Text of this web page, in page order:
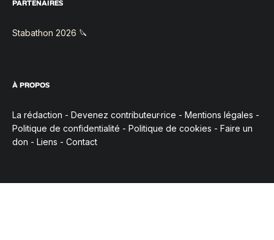
PARTENAIRES
Stabathon 2026 🔪
À PROPOS
La rédaction - Devenez contributeur·rice - Mentions légales -
Politique de confidentialité - Politique de cookies - Faire un
don - Liens - Contact